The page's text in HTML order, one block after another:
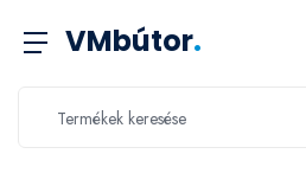
VMbútor.